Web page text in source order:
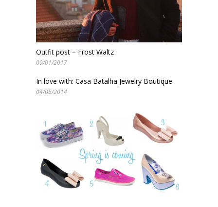
Outfit post – Frost Waltz
09/01/2017
In love with: Casa Batalha Jewelry Boutique
04/05/2014